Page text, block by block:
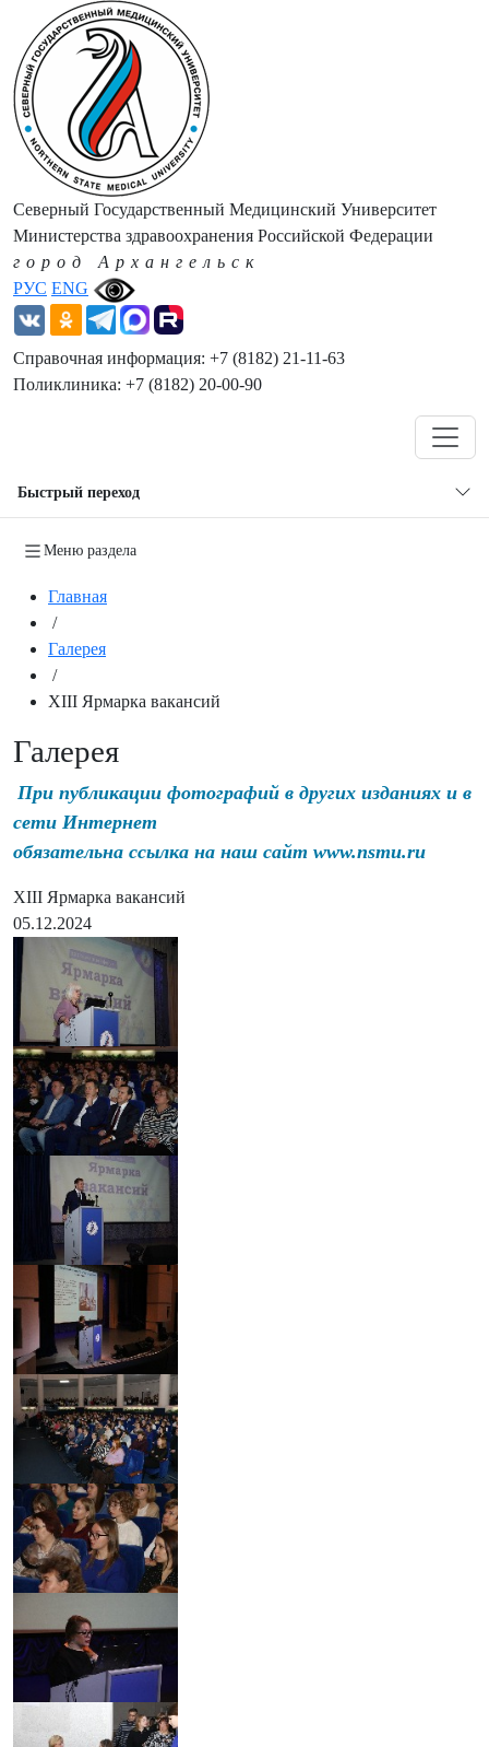
РУС ENG
Северный Государственный Медицинский Университет
Министерства здравоохранения Российской Федерации
город Архангельск
Справочная информация: +7 (8182) 21-11-63
Поликлиника: +7 (8182) 20-00-90
Быстрый переход
Меню раздела
Главная
/
Галерея
/
XIII Ярмарка вакансий
Галерея
При публикации фотографий в других изданиях и в
сети Интернет
обязательна ссылка на наш сайт www.nsmu.ru
XIII Ярмарка вакансий
05.12.2024